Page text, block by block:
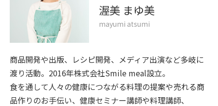
渥美 まゆ美
mayumi atsumi
商品開発や出版、レシピ開発、メディア出演など多岐に
渡り活動。2016年株式会社Smile meal設立。
食を通して人々の健康につながる料理の提案や売れる商
品作りのお手伝い、健康セミナー講師や料理講師、